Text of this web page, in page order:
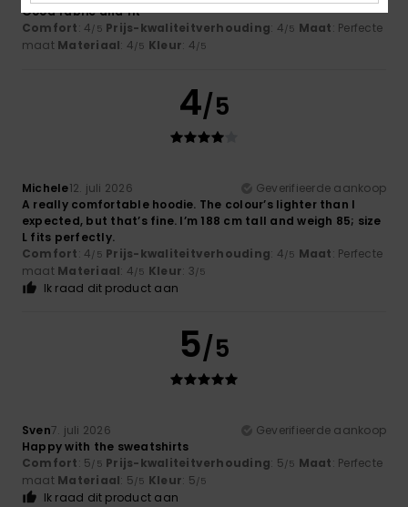
Good fabric and fit
Comfort: 4/5 Prijs-kwaliteitverhouding: 4/5 Maat: Perfecte
maat Materiaal: 4/5 Kleur: 4/5
4/5
Michele12. juli 2026
Geverifieerde aankoop
A really comfortable hoodie. The colour’s lighter than I
expected, but that’s fine. I’m 188 cm tall and weigh 85; size
L fits perfectly.
Comfort: 4/5 Prijs-kwaliteitverhouding: 4/5 Maat: Perfecte
maat Materiaal: 4/5 Kleur: 3/5
Ik raad dit product aan
5/5
Sven7. juli 2026
Geverifieerde aankoop
Happy with the sweatshirts
Comfort: 5/5 Prijs-kwaliteitverhouding: 5/5 Maat: Perfecte
maat Materiaal: 5/5 Kleur: 5/5
Ik raad dit product aan